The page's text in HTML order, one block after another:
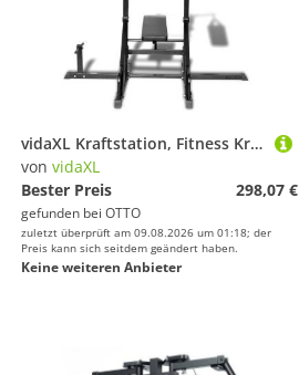
vidaXL Kraftstation, Fitness Kraftturm mit Trainingsbank und Boxsack
von vidaXL
Bester Preis
298,07 €
gefunden bei OTTO
zuletzt überprüft am 09.08.2026 um 01:18; der
Preis kann sich seitdem geändert haben.
Keine weiteren Anbieter